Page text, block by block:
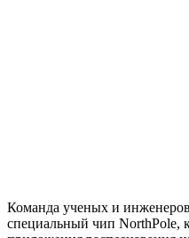
Команда ученых и инженеров
специальный чип NorthPole,